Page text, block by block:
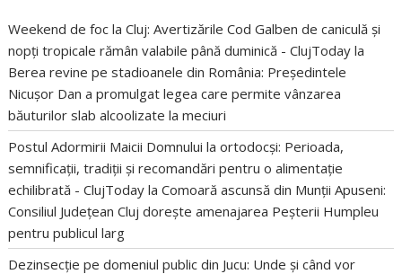
Weekend de foc la Cluj: Avertizările Cod Galben de caniculă și
nopți tropicale rămân valabile până duminică - ClujToday la
Berea revine pe stadioanele din România: Președintele
Nicușor Dan a promulgat legea care permite vânzarea
băuturilor slab alcoolizate la meciuri
Postul Adormirii Maicii Domnului la ortodocși: Perioada,
semnificații, tradiții și recomandări pentru o alimentație
echilibrată - ClujToday laComoară ascunsă din Munții Apuseni:
Consiliul Județean Cluj dorește amenajarea Peșterii Humpleu
pentru publicul larg
Dezinsecție pe domeniul public din Jucu: Unde și când vor